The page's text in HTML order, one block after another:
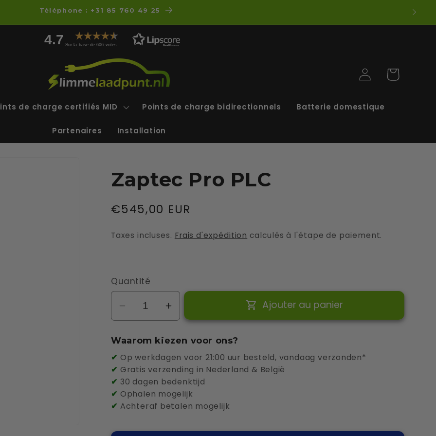
avant 21h = expédié gratuitement aujourd'hui*
4.7 Sur la base de 606 votes
de charge certifiés MID Points de charge bidirectionnels Batterie domestique
Partenaires Installation
Connexion Panier
Zaptec Pro PLC
Prix
€545,00 EUR
Taxes incluses. Frais d'expédition calculés à l'étape de paiement.
Quantité
Réduire
la
quantité
Zaptec
Pro
PLC
Augmenter
la
quantité
Zaptec
Pro
PLC
Ajouter au panier
Waarom kiezen voor ons?
✔ Op werkdagen voor 21:00 uur besteld, vandaag verzonden*
✔ Gratis verzending in Nederland & België
✔ 30 dagen bedenktijd
✔ Ophalen mogelijk
✔ Achteraf betalen mogelijk